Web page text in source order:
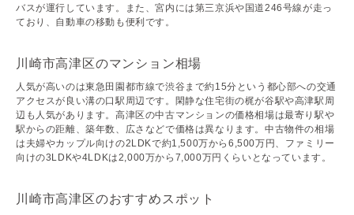
バスが運行しています。また、宮内には第三京浜や国道246号線が走っ
ており、自動車の移動も便利です。
川崎市高津区のマンション相場
人気が高いのは東急田園都市線で渋谷まで約15分という都心部への交通
アクセスが良い溝の口駅周辺です。閑静な住宅街の梶が谷駅や高津駅周
辺も人気があります。高津区の中古マンションの価格相場は最寄り駅や
駅からの距離、築年数、広さなどで価格は異なります。中古物件の相場
は夫婦やカップル向けの2LDKで約1,500万から6,500万円、ファミリー
向けの3LDKや4LDKは2,000万から7,000万円くらいとなっています。
川崎市高津区のおすすめスポット